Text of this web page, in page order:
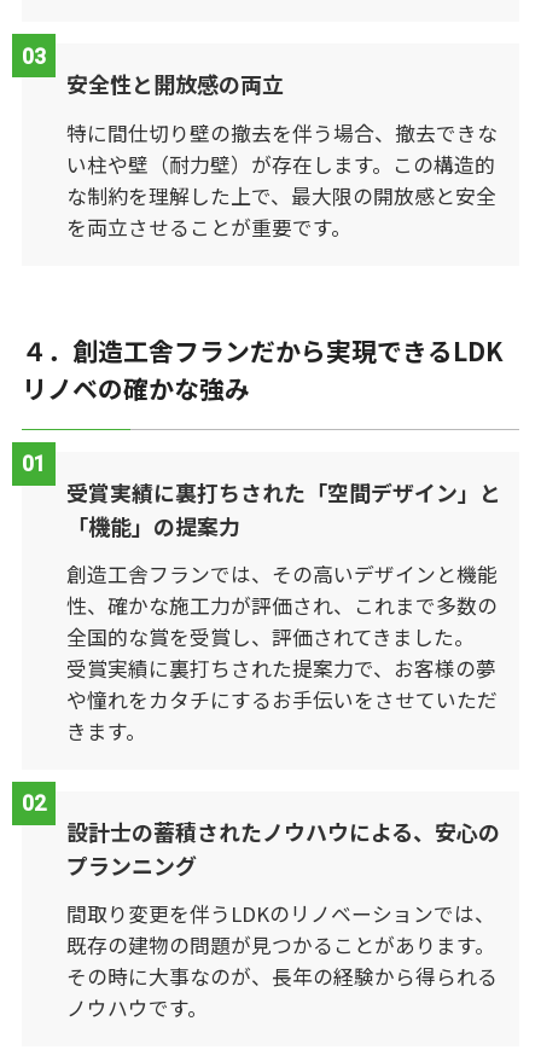
安全性と開放感の両立
特に間仕切り壁の撤去を伴う場合、撤去できな
い柱や壁（耐力壁）が存在します。この構造的
な制約を理解した上で、最大限の開放感と安全
を両立させることが重要です。
４．創造工舎フランだから実現できるLDK
リノベの確かな強み
受賞実績に裏打ちされた「空間デザイン」と
「機能」の提案力
創造工舎フランでは、その高いデザインと機能
性、確かな施工力が評価され、これまで多数の
全国的な賞を受賞し、評価されてきました。
受賞実績に裏打ちされた提案力で、お客様の夢
や憧れをカタチにするお手伝いをさせていただ
きます。
設計士の蓄積されたノウハウによる、安心の
プランニング
間取り変更を伴うLDKのリノベーションでは、
既存の建物の問題が見つかることがあります。
その時に大事なのが、長年の経験から得られる
ノウハウです。